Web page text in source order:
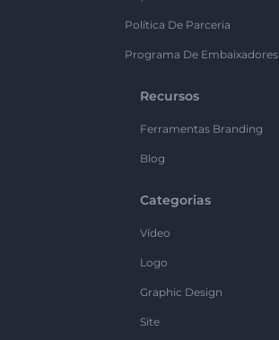
Política De Parceria
Programa De Embaixadores
Recursos
Ferramentas Branding
Blog
Categorias
Vídeo
Logo
Graphic Design
Site